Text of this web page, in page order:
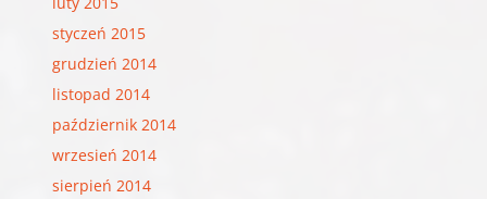
styczeń 2015
grudzień 2014
listopad 2014
październik 2014
wrzesień 2014
sierpień 2014